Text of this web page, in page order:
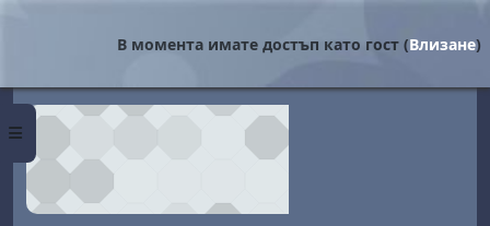
Страничен панел
В момента имате достъп като гост (Влизане)